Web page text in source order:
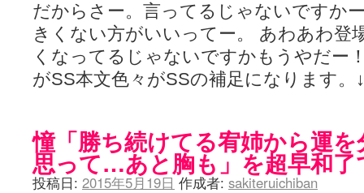
だからさー。言ってるじゃないですか
きくない方がいいってー。 あわあわ登
くなってるじゃないですかもうやだー
がSS本文色々がSSの補足になります
憧「勝ち続けてる宥姉から運
思って…あと胸も」を超早和了
投稿日: 2015年5月19日 作成者: sakiteruichiban